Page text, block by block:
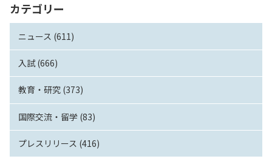
カテゴリー
ニュース (611)
入試 (666)
教育・研究 (373)
国際交流・留学 (83)
プレスリリース (416)